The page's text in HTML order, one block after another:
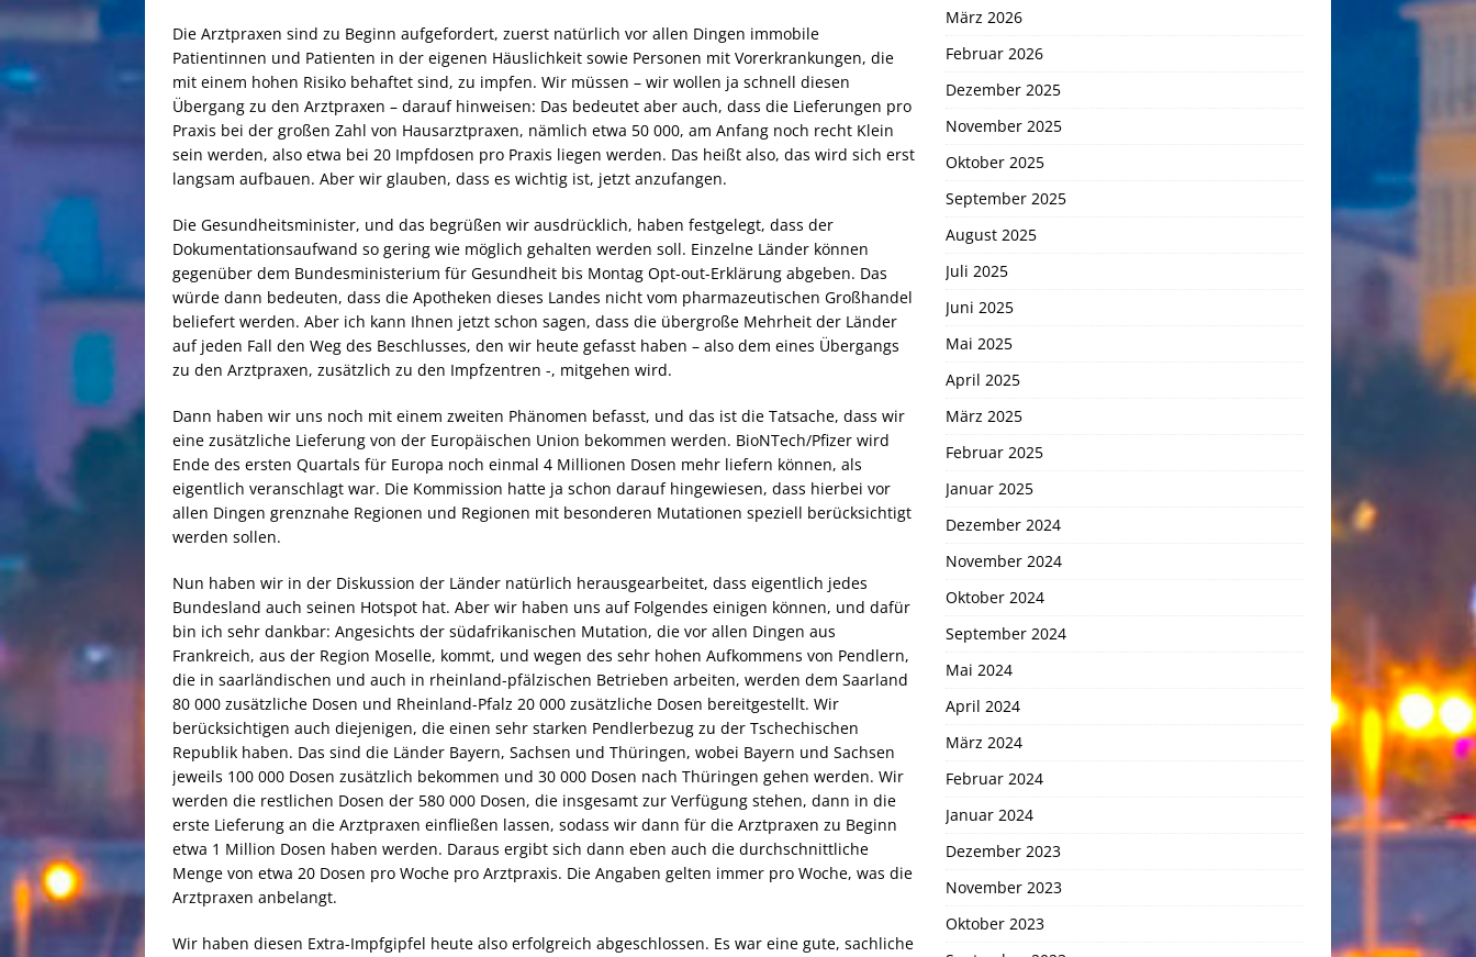
Die Arztpraxen sind zu Beginn aufgefordert, zuerst natürlich vor allen Dingen immobile
Patientinnen und Patienten in der eigenen Häuslichkeit sowie Personen mit Vorerkrankungen, die
mit einem hohen Risiko behaftet sind, zu impfen. Wir müssen – wir wollen ja schnell diesen
Übergang zu den Arztpraxen – darauf hinweisen: Das bedeutet aber auch, dass die Lieferungen pro
Praxis bei der großen Zahl von Hausarztpraxen, nämlich etwa 50 000, am Anfang noch recht Klein
sein werden, also etwa bei 20 Impfdosen pro Praxis liegen werden. Das heißt also, das wird sich erst
langsam aufbauen. Aber wir glauben, dass es wichtig ist, jetzt anzufangen.
Die Gesundheitsminister, und das begrüßen wir ausdrücklich, haben festgelegt, dass der
Dokumentationsaufwand so gering wie möglich gehalten werden soll. Einzelne Länder können
gegenüber dem Bundesministerium für Gesundheit bis Montag Opt-out-Erklärung abgeben. Das
würde dann bedeuten, dass die Apotheken dieses Landes nicht vom pharmazeutischen Großhandel
beliefert werden. Aber ich kann Ihnen jetzt schon sagen, dass die übergroße Mehrheit der Länder
auf jeden Fall den Weg des Beschlusses, den wir heute gefasst haben – also dem eines Übergangs
zu den Arztpraxen, zusätzlich zu den Impfzentren -, mitgehen wird.
Dann haben wir uns noch mit einem zweiten Phänomen befasst, und das ist die Tatsache, dass wir
eine zusätzliche Lieferung von der Europäischen Union bekommen werden. BioNTech/Pfizer wird
Ende des ersten Quartals für Europa noch einmal 4 Millionen Dosen mehr liefern können, als
eigentlich veranschlagt war. Die Kommission hatte ja schon darauf hingewiesen, dass hierbei vor
allen Dingen grenznahe Regionen und Regionen mit besonderen Mutationen speziell berücksichtigt
werden sollen.
Nun haben wir in der Diskussion der Länder natürlich herausgearbeitet, dass eigentlich jedes
Bundesland auch seinen Hotspot hat. Aber wir haben uns auf Folgendes einigen können, und dafür
bin ich sehr dankbar: Angesichts der südafrikanischen Mutation, die vor allen Dingen aus
Frankreich, aus der Region Moselle, kommt, und wegen des sehr hohen Aufkommens von Pendlern,
die in saarländischen und auch in rheinland-pfälzischen Betrieben arbeiten, werden dem Saarland
80 000 zusätzliche Dosen und Rheinland-Pfalz 20 000 zusätzliche Dosen bereitgestellt. Wir
berücksichtigen auch diejenigen, die einen sehr starken Pendlerbezug zu der Tschechischen
Republik haben. Das sind die Länder Bayern, Sachsen und Thüringen, wobei Bayern und Sachsen
jeweils 100 000 Dosen zusätzlich bekommen und 30 000 Dosen nach Thüringen gehen werden. Wir
werden die restlichen Dosen der 580 000 Dosen, die insgesamt zur Verfügung stehen, dann in die
erste Lieferung an die Arztpraxen einfließen lassen, sodass wir dann für die Arztpraxen zu Beginn
etwa 1 Million Dosen haben werden. Daraus ergibt sich dann eben auch die durchschnittliche
Menge von etwa 20 Dosen pro Woche pro Arztpraxis. Die Angaben gelten immer pro Woche, was die
Arztpraxen anbelangt.
Wir haben diesen Extra-Impfgipfel heute also erfolgreich abgeschlossen. Es war eine gute, sachliche
März 2026
Februar 2026
Dezember 2025
November 2025
Oktober 2025
September 2025
August 2025
Juli 2025
Juni 2025
Mai 2025
April 2025
März 2025
Februar 2025
Januar 2025
Dezember 2024
November 2024
Oktober 2024
September 2024
Mai 2024
April 2024
März 2024
Februar 2024
Januar 2024
Dezember 2023
November 2023
Oktober 2023